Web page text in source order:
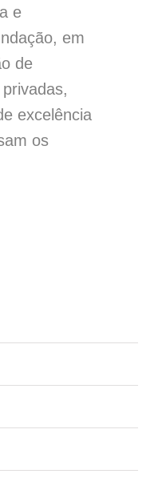
e
em
de
excelência
os